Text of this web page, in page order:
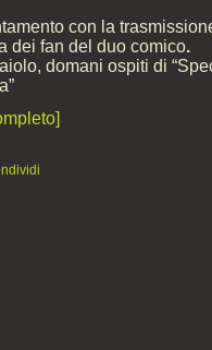
con la
dei fan del duo comico.
domani ospiti di